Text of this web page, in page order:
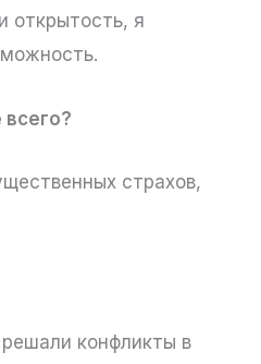
открытость, я
страхов,
конфликты в